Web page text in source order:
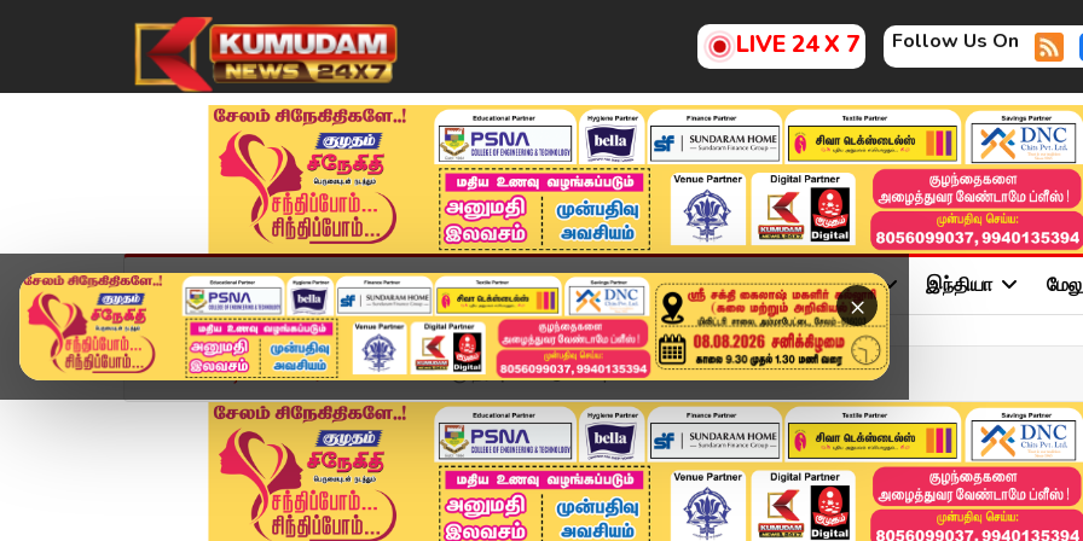
LIVE 24 X 7 Follow Us On
×
முகப்பு விளையாட்டு அண்மை தமிழ்நாடு சினிமா அரசியல் விளையாட்டு இந்தியா
Home வீடியோ ஸ்டோரி Hair Fall - க்கு தீர்வு வேண்டுமா..? | Kumudam News